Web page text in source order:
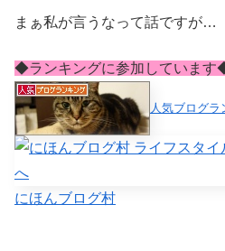
まぁ私が言うなって話ですが…
◆ランキングに参加していま
人気ブログラ
にほんブログ村